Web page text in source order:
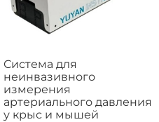
Система для
неинвазивного
измерения
артериального давления
у крыс и мышей